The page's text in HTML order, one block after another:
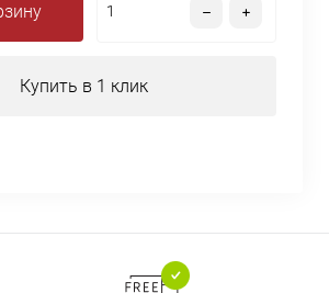
Купить в 1 клик